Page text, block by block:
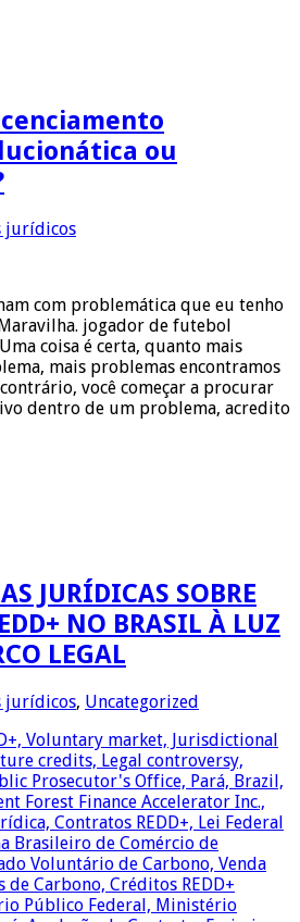
ou
jurídicos
com problemática que eu tenho
jogador de futebol
coisa é certa, quanto mais
mais problemas encontramos
você começar a procurar
dentro de um problema, acredito
JURÍDICAS SOBRE
NO BRASIL À LUZ
LEGAL
jurídicos, Uncategorized